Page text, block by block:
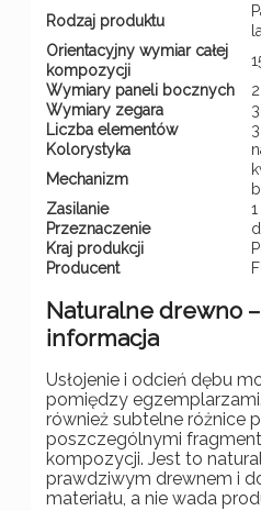
Rodzaj produktu
Orientacyjny wymiar całej
kompozycji
Wymiary paneli bocznych
Wymiary zegara
Liczba elementów
3
Kolorystyka
Mechanizm
Zasilanie
Przeznaczenie
Kraj produkcji
Producent
Naturalne drewno
informacja
Usłojenie i odcień dębu
pomiędzy
również subtelne różnice
poszczególnymi
kompozycji. Jest to
prawdziwym drewnem i
materiału, a nie wada